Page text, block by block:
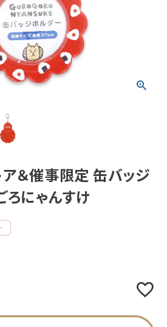
その他
＆催事限定 缶バッジ
ろにゃんすけ